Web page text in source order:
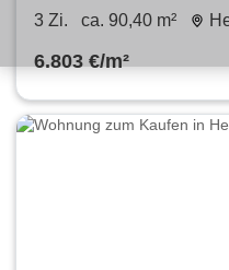
€ 90.4 m²
3 Zi. ca. 90,40 m²
6.803 €/m²